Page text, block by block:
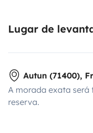
Lugar de
Autun (71400),
A morada exata
reserva.